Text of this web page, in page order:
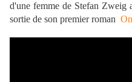
d'une femme de Stefan Zweig
sortie de son premier roman